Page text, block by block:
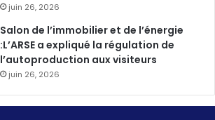
juin 26, 2026
Salon de l’immobilier et de l’énergie
:L’ARSE a expliqué la régulation de
l’autoproduction aux visiteurs
juin 26, 2026